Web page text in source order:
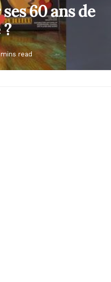
60 ans de
read